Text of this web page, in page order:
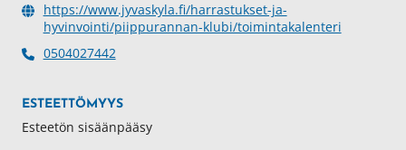
https://www.jyvaskyla.fi/harrastukset-ja-
hyvinvointi/piippurannan-klubi/toimintakalenteri
0504027442
ESTEETTÖMYYS
Esteetön sisäänpääsy